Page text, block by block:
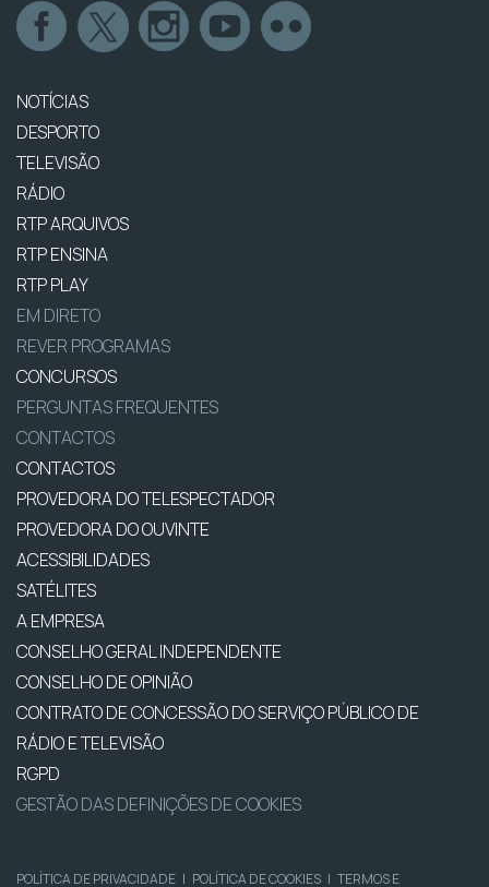
NOTÍCIAS
DESPORTO
TELEVISÃO
RÁDIO
RTP ARQUIVOS
RTP ENSINA
RTP PLAY
EM DIRETO
REVER PROGRAMAS
CONCURSOS
PERGUNTAS FREQUENTES
CONTACTOS
CONTACTOS
PROVEDORA DO TELESPECTADOR
PROVEDORA DO OUVINTE
ACESSIBILIDADES
SATÉLITES
A EMPRESA
CONSELHO GERAL INDEPENDENTE
CONSELHO DE OPINIÃO
CONTRATO DE CONCESSÃO DO SERVIÇO PÚBLICO DE
RÁDIO E TELEVISÃO
RGPD
GESTÃO DAS DEFINIÇÕES DE COOKIES
POLÍTICA DE PRIVACIDADE | POLÍTICA DE COOKIES | TERMOS E